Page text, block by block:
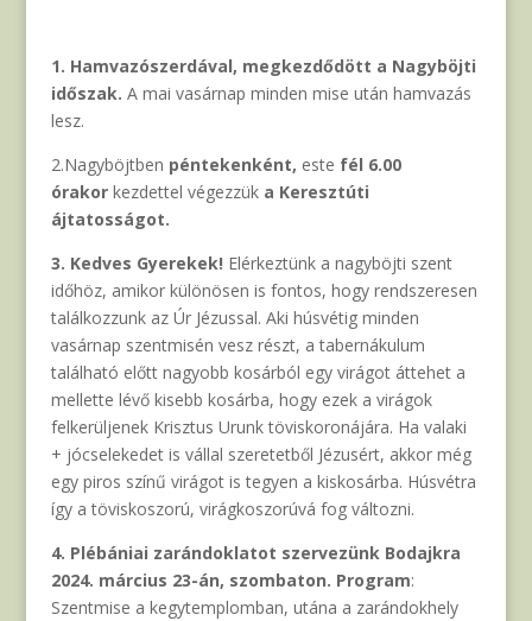
1. Hamvazószerdával, megkezdődött a Nagyböjti
időszak. A mai vasárnap minden mise után hamvazás
lesz.
2.Nagyböjtben péntekenként, este fél 6.00
órakor kezdettel végezzüka Keresztúti
ájtatosságot.
3. Kedves Gyerekek! Elérkeztünk a nagyböjti szent
időhöz, amikor különösen is fontos, hogy rendszeresen
találkozzunk az Úr Jézussal. Aki húsvétig minden
vasárnap szentmisén vesz részt, a tabernákulum
található előtt nagyobb kosárból egy virágot áttehet a
mellette lévő kisebb kosárba, hogy ezek a virágok
felkerüljenek Krisztus Urunk töviskoronájára. Ha valaki
+ jócselekedet is vállal szeretetből Jézusért, akkor még
egy piros színű virágot is tegyen a kiskosárba. Húsvétra
így a töviskoszorú, virágkoszorúvá fog változni.
4. Plébániai zarándoklatot szervezünk Bodajkra
2024. március 23-án, szombaton. Program:
Szentmise a kegytemplomban, utána a zarándokhely